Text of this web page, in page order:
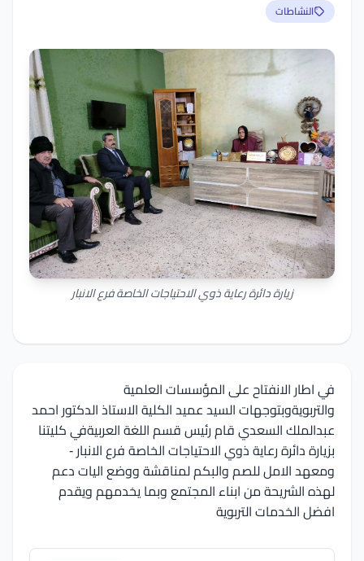
النشاطات
زيارة دائرة رعاية ذوي الاحتياجات الخاصة فرع الانبار
في اطار الانفتاح على المؤسسات العلمية
والتربويةوبتوجهات السيد عميد الكلية الاستاذ الدكتور احمد
عبدالملك السعدي قام رئيس قسم اللغة العربيةفي كليتنا
بزيارة دائرة رعاية ذوي الاحتياجات الخاصة فرع الانبار -
ومعهد الامل للصم والبكم لمناقشة ووضع اليات دعم
لهذه الشريحة من ابناء المجتمع وبما يخدمهم ويقدم
افضل الخدمات التربوية